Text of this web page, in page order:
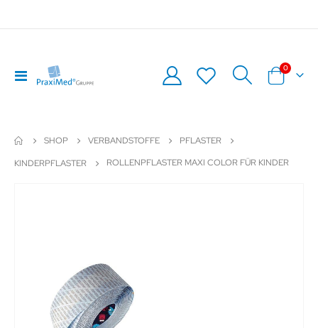
Navigation
umschalten
Warenkorb
0Artikel
SHOP VERBANDSTOFFE
PFLASTER
KINDERPFLASTER
ROLLENPFLASTER MAXI COLOR FÜR KINDER